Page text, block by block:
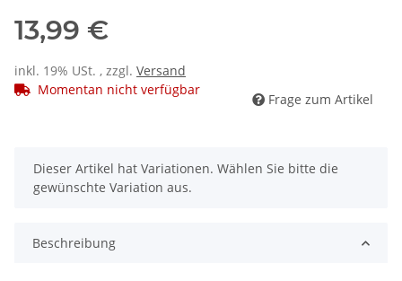
13,99 €
inkl. 19% USt. , zzgl. Versand
Momentan nicht verfügbar
Frage zum Artikel
x
Dieser Artikel hat Variationen. Wählen Sie bitte die
gewünschte Variation aus.
Beschreibung